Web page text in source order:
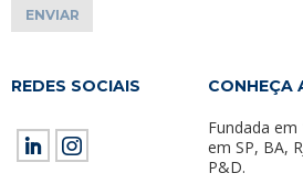
REDES SOCIAIS CONHEÇA
Fundada
em SP, BA,
P&D.